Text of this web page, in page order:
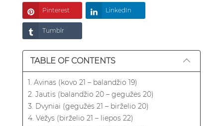
Pinterest LinkedIn
Tumblr
TABLE OF CONTENTS
1. Avinas (kovo 21 – balandžio 19)
2. Jautis (balandžio 20 – gegužės 20)
3. Dvyniai (gegužės 21 – birželio 20)
4. Vėžys (birželio 21 – liepos 22)